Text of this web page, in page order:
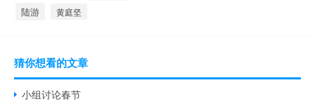
陆游 黄庭坚
猜你想看的文章
小组讨论春节